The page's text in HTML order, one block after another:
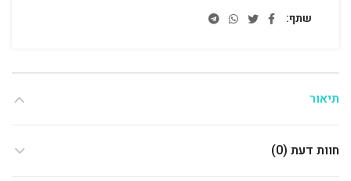
שתף
תיאור
חוות דעת (0)